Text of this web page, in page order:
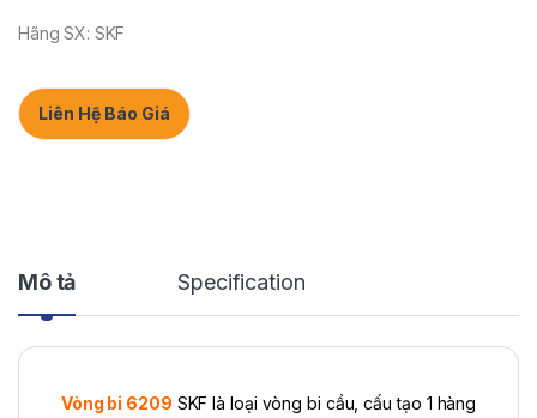
Hãng SX: SKF
Liên Hệ Báo Giá
Mô tả Specification
Vòng bi 6209 SKF là loại vòng bi cầu, cấu tạo 1 hàng